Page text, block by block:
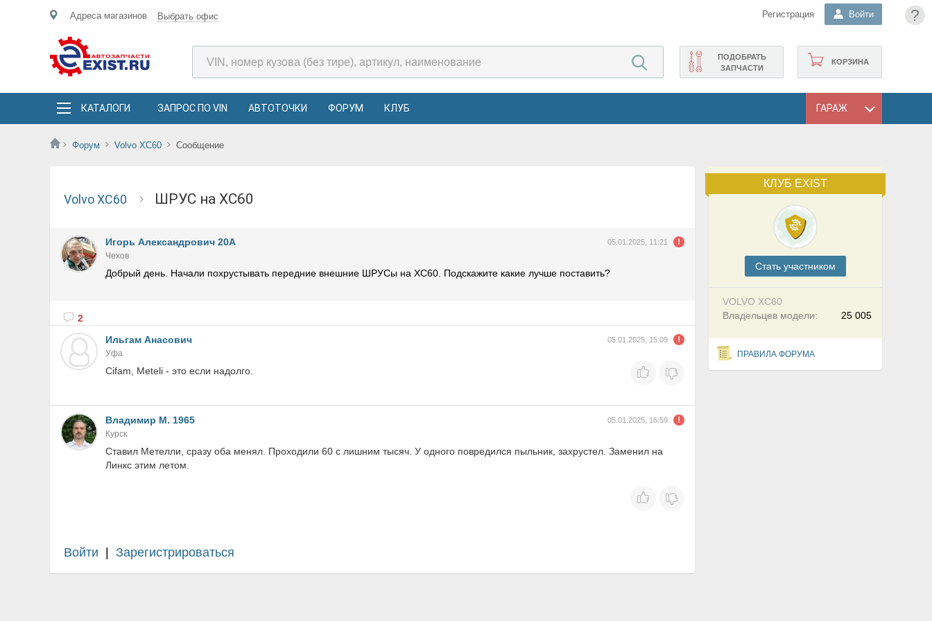
?
Адреса магазинов Выбрать офис Регистрация Войти
КОРЗИНА
ПОДОБРАТЬ
ЗАПЧАСТИ
КАТАЛОГИ ЗАПРОС ПО VIN АВТОТОЧКИ ФОРУМ КЛУБ ГАРАЖ
Форум Volvo XC60 Сообщение
КЛУБ EXIST
Cтать участником
VOLVO XC60
25 005
Владельцев модели:
ПРАВИЛА ФОРУМА
Volvo XC60 ШРУС на XC60
Игорь Александрович 20A 05.01.2025, 11:21
Чехов
Добрый день. Начали похрустывать передние внешние ШРУСы на XC60. Подскажите какие лучше поставить?
2
Ильгам Анасович
05.01.2025, 15:09
Уфа
Cifam, Meteli - это если надолго.
Владимир М. 1965 05.01.2025, 16:59
Курск
Ставил Метелли, сразу оба менял. Проходили 60 с лишним тысяч. У одного повредился пыльник, захрустел. Заменил на
Линкс этим летом.
Войти Зарегистрироваться